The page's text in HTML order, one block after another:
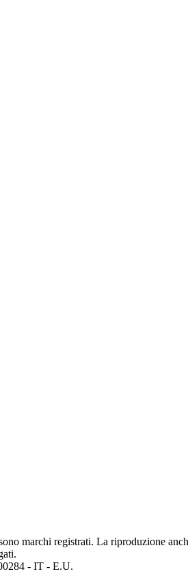
marchi registrati. La riproduzione
- IT - E.U.